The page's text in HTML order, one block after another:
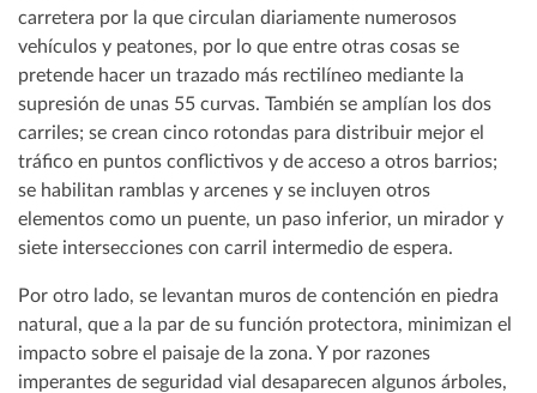
carretera por la que circulan diariamente numerosos
vehículos y peatones, por lo que entre otras cosas se
pretende hacer un trazado más rectilíneo mediante la
supresión de unas 55 curvas. También se amplían los dos
carriles; se crean cinco rotondas para distribuir mejor el
tráfico en puntos conflictivos y de acceso a otros barrios;
se habilitan ramblas y arcenes y se incluyen otros
elementos como un puente, un paso inferior, un mirador y
siete intersecciones con carril intermedio de espera.
Por otro lado, se levantan muros de contención en piedra
natural, que a la par de su función protectora, minimizan el
impacto sobre el paisaje de la zona. Y por razones
imperantes de seguridad vial desaparecen algunos árboles,